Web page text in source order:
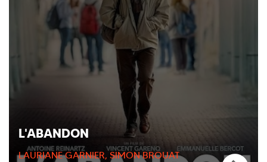
L'ABANDON
LAURIANE GARNIER, SIMON BROUAT